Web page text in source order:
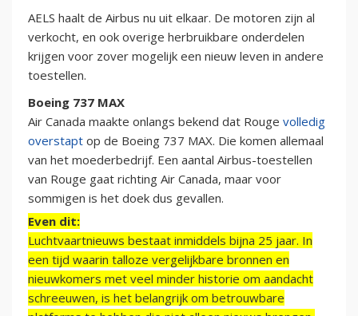
AELS haalt de Airbus nu uit elkaar. De motoren zijn al
verkocht, en ook overige herbruikbare onderdelen
krijgen voor zover mogelijk een nieuw leven in andere
toestellen.
Boeing 737 MAX
Air Canada maakte onlangs bekend dat Rouge volledig
overstapt op de Boeing 737 MAX. Die komen allemaal
van het moederbedrijf. Een aantal Airbus-toestellen
van Rouge gaat richting Air Canada, maar voor
sommigen is het doek dus gevallen.
Even dit:
Luchtvaartnieuws bestaat inmiddels bijna 25 jaar. In
een tijd waarin talloze vergelijkbare bronnen en
nieuwkomers met veel minder historie om aandacht
schreeuwen, is het belangrijk om betrouwbare